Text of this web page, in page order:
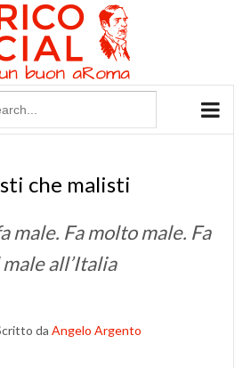
che malisti
male. Fa molto male. Fa
all’Italia
da Angelo Argento